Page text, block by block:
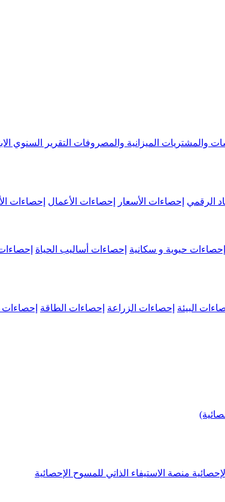
والمشتريات الميزانية والمصروفات التقرير السنوي
الرقمي إحصاءات الأسعار إحصاءات الأعمال إحصاءات
إحصاءات حيوية و سكانية إحصاءات أساليب الحياة
البيئة إحصاءات الزراعة إحصاءات الطاقة إحصاءات
منصة الاستيفاء الذاتي للمسوح الإحصائية